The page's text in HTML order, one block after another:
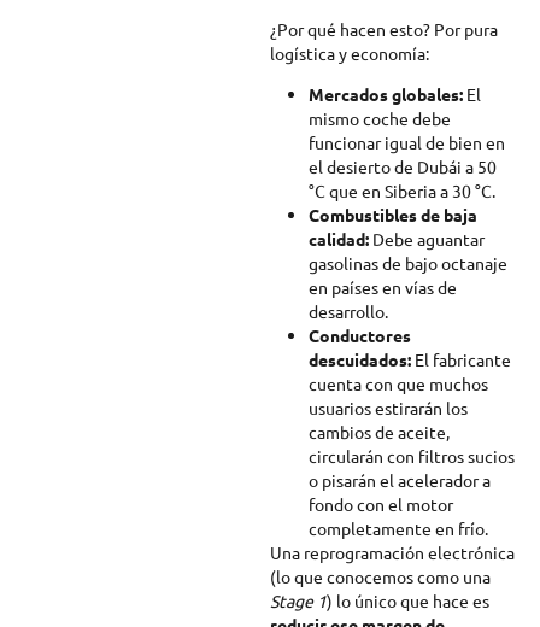
¿Por qué hacen esto? Por pura
logística y economía:
Mercados globales: El
mismo coche debe
funcionar igual de bien en
el desierto de Dubái a 50
°C que en Siberia a 30 °C.
Combustibles de baja
calidad: Debe aguantar
gasolinas de bajo octanaje
en países en vías de
desarrollo.
Conductores
descuidados: El fabricante
cuenta con que muchos
usuarios estirarán los
cambios de aceite,
circularán con filtros sucios
o pisarán el acelerador a
fondo con el motor
completamente en frío.
Una reprogramación electrónica
(lo que conocemos como una
Stage 1) lo único que hace es